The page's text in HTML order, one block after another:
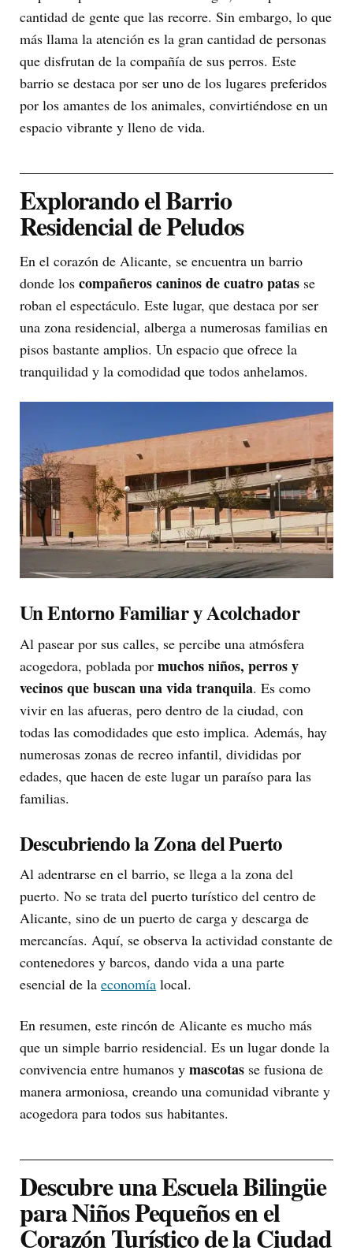
cantidad de gente que las recorre. Sin embargo, lo que
más llama la atención es la gran cantidad de personas
que disfrutan de la compañía de sus perros. Este
barrio se destaca por ser uno de los lugares preferidos
por los amantes de los animales, convirtiéndose en un
espacio vibrante y lleno de vida.
Explorando el Barrio
Residencial de Peludos
En el corazón de Alicante, se encuentra un barrio
donde los compañeros caninos de cuatro patas se
roban el espectáculo. Este lugar, que destaca por ser
una zona residencial, alberga a numerosas familias en
pisos bastante amplios. Un espacio que ofrece la
tranquilidad y la comodidad que todos anhelamos.
Un Entorno Familiar y Acolchador
Al pasear por sus calles, se percibe una atmósfera
acogedora, poblada por muchos niños, perros y
vecinos que buscan una vida tranquila. Es como
vivir en las afueras, pero dentro de la ciudad, con
todas las comodidades que esto implica. Además, hay
numerosas zonas de recreo infantil, divididas por
edades, que hacen de este lugar un paraíso para las
familias.
Descubriendo la Zona del Puerto
Al adentrarse en el barrio, se llega a la zona del
puerto. No se trata del puerto turístico del centro de
Alicante, sino de un puerto de carga y descarga de
mercancías. Aquí, se observa la actividad constante de
contenedores y barcos, dando vida a una parte
esencial de la economía local.
En resumen, este rincón de Alicante es mucho más
que un simple barrio residencial. Es un lugar donde la
convivencia entre humanos y mascotas se fusiona de
manera armoniosa, creando una comunidad vibrante y
acogedora para todos sus habitantes.
Descubre una Escuela Bilingüe
para Niños Pequeños en el
Corazón Turístico de la Ciudad